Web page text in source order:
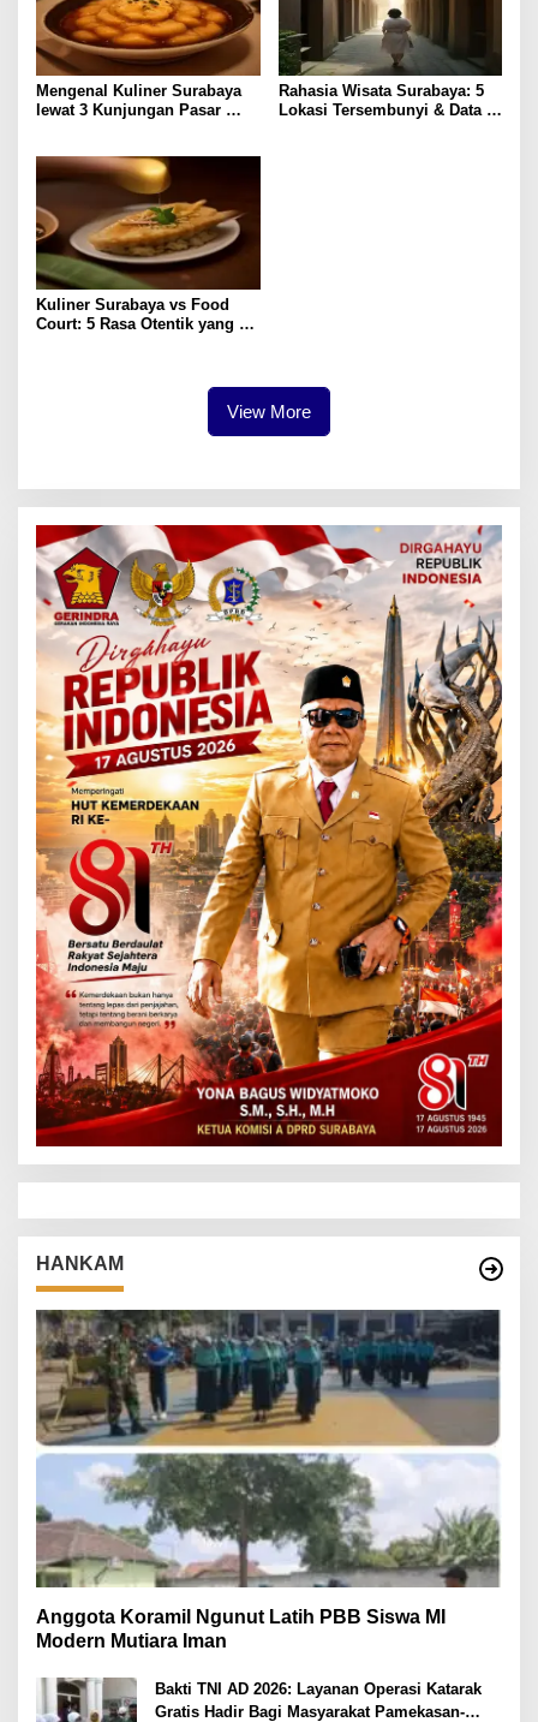
Mengenal Kuliner Surabaya
lewat 3 Kunjungan Pasar
Rahasia Wisata Surabaya: 5
Lokasi Tersembunyi & Data
Kuliner Surabaya vs Food
Court: 5 Rasa Otentik yang
View More
HANKAM
Anggota Koramil Ngunut Latih PBB Siswa MI
Modern Mutiara Iman
Bakti TNI AD 2026: Layanan Operasi Katarak
Gratis Hadir Bagi Masyarakat Pamekasan-